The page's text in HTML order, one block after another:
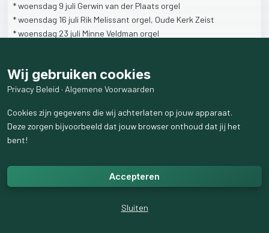
*woensdag 9 juli Gerwin van der Plaats orgel
*woensdag 16 juli Rik Melissant orgel, Oude Kerk Zeist
*woensdag 23 juli Minne Veldman orgel
*woensdag27augustusslotconcert:
verzoek
Voorverkoopviaonzewebsitewww.flyingeagle.nl/voorverkoop
#flyingeagleconcert
28weergaven
Wij gebruiken cookies
Privacy Beleid · Algemene Voorwaarden
Cookies zijn gegevens die wij achterlaten op jouw apparaat.
Deze zorgen bijvoorbeeld dat jouw browser onthoud dat jij het
bent!
Accepteren
Sluiten